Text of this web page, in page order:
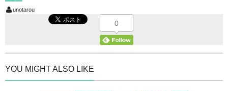
unotarou
0
YOU MIGHT ALSO LIKE